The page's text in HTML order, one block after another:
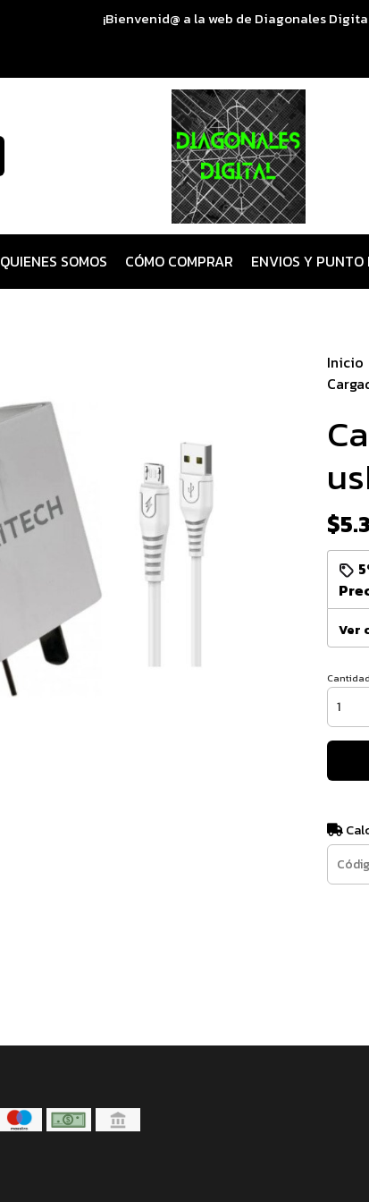
¡Bienvenid@ a la web de Diagonales
QUIENES SOMOS CÓMO COMPRAR ENVIOS Y PUNTO
Inicio
Ver
Cantidad